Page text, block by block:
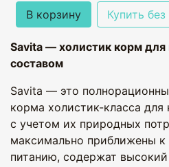
В корзину Купить
Savita — холистик корм
составом
Savita — это
корма холистик-класса
с учетом их природных
максимально приближены к
питанию, содержат